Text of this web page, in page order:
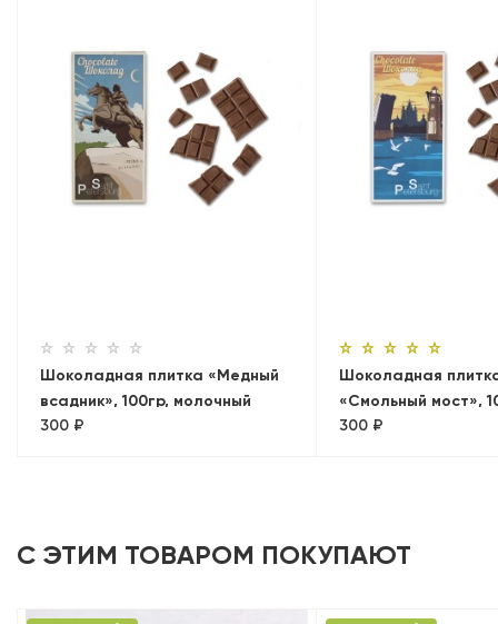
Шоколадная плитка «Медный
всадник», 100гр, молочный
300 ₽
Шоколадная
«Смольный мост»,
молочный
300 ₽
С ЭТИМ ТОВАРОМ ПОКУПАЮТ